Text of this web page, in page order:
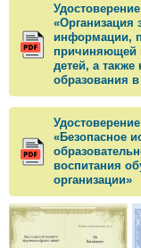
«Организация
информации,
причиняющей
детей, а
образования
«Безопасное
воспитания
организации»